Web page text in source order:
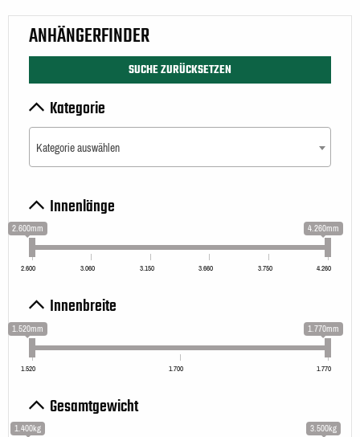
ANHÄNGERFINDER
SUCHE ZURÜCKSETZEN
Kategorie
Kategorie auswählen
Innenlänge
2.600mm 4.260mm
2.600 3.060 3.150 3.660 3.750 4.260
Innenbreite
1.520mm 1.770mm
1.520 1.700 1.770
Gesamtgewicht
1.400kg 3.500kg